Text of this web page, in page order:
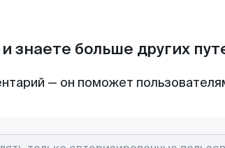
знаете больше других
— он поможет